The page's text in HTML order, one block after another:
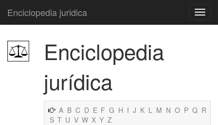
Enciclopedia juridica
Enciclopedia
jurídica
A B C D E F G H I J K L M N O P Q R
S T U V W X Y Z